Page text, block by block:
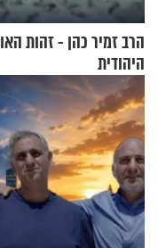
הרב זמיר כהן - זהות
היהודית